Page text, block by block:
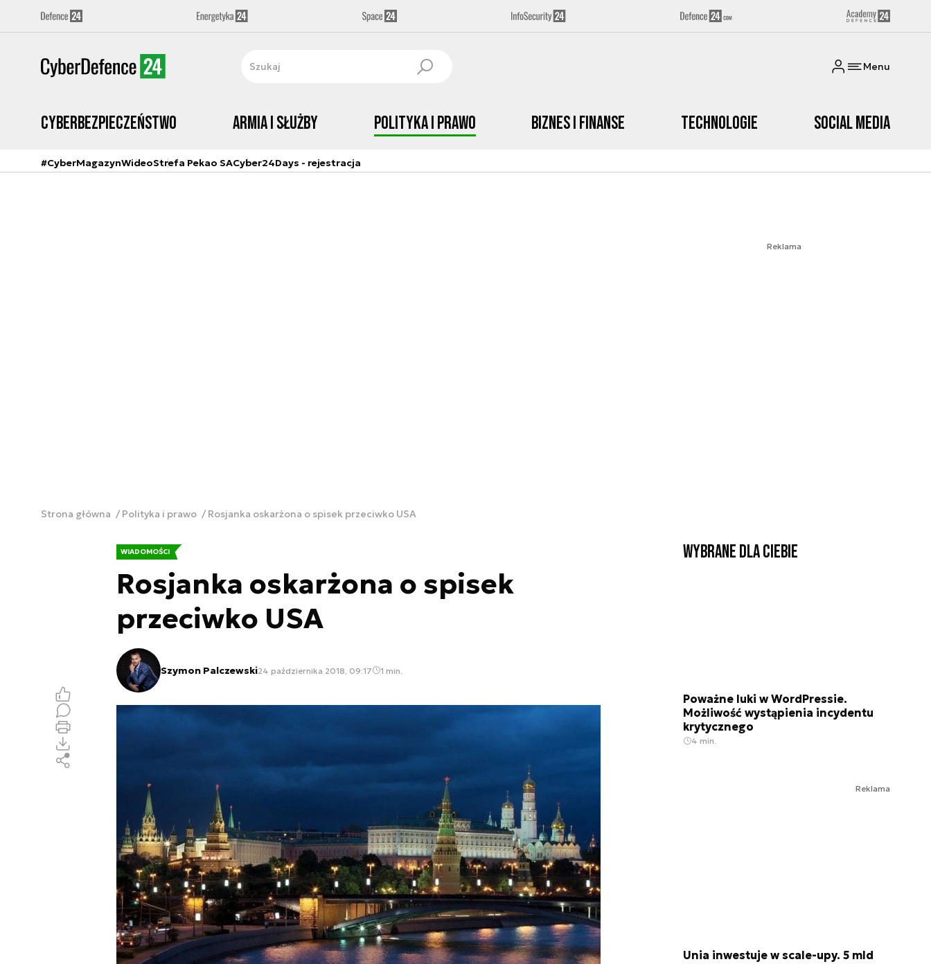
Menu
Cyberbezpieczeństwo Armia i Służby Polityka i prawo Biznes i Finanse Technologie Social media
#CyberMagazynWideoStrefa Pekao SACyber24Days - rejestracja
Reklama
Strona główna Polityka i prawo Rosjanka oskarżona o spisek przeciwko USA
WIADOMOŚCI
Rosjanka oskarżona o spisek
przeciwko USA
Szymon Palczewski24 października 2018, 09:17 1 min.
Wybrane dla Ciebie
Poważne luki w WordPressie.
Możliwość wystąpienia incydentu
krytycznego
4 min.
Reklama
Unia inwestuje w scale-upy. 5 mld